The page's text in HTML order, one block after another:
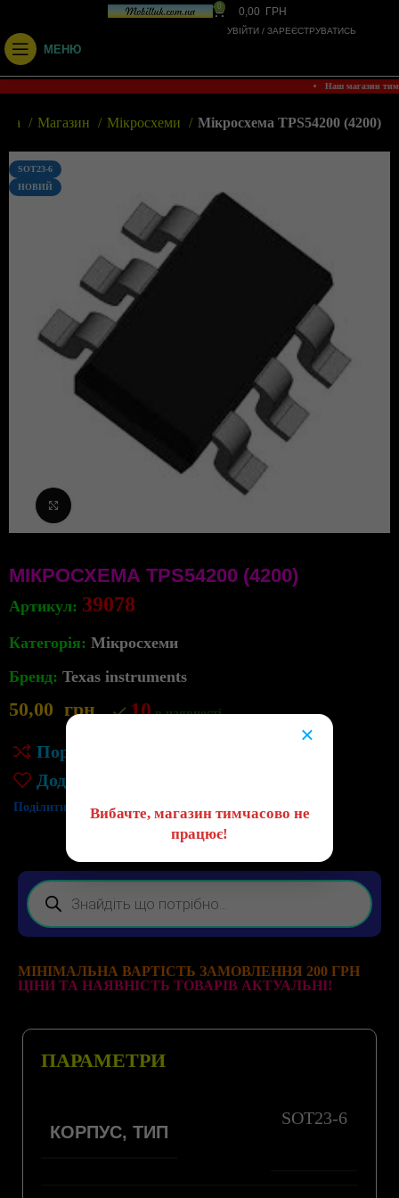
0 0,00 ГРН
УВІЙТИ / ЗАРЕЄСТРУВАТИСЬ
МЕНЮ
• Наш магазин
Магазин Мікросхеми Мікросхема TPS54200 (4200)
SOT23-6
НОВИЙ
МІКРОСХЕМА TPS54200 (4200)
Артикул: 39078
Категорія: Мікросхеми
Бренд:Texas instruments
50,00 грн 10в наявності
Порівняння
Додати до списку бажань
Поділитись:
МІНІМАЛЬНА ВАРТІСТЬ ЗАМОВЛЕННЯ 200 ГРН
ЦІНИ ТА НАЯВНІСТЬ ТОВАРІВ АКТУАЛЬНІ!
ПАРАМЕТРИ
КОРПУС, ТИП
SOT23-6
×
Вибачте, магазин тимчасово не
працює!